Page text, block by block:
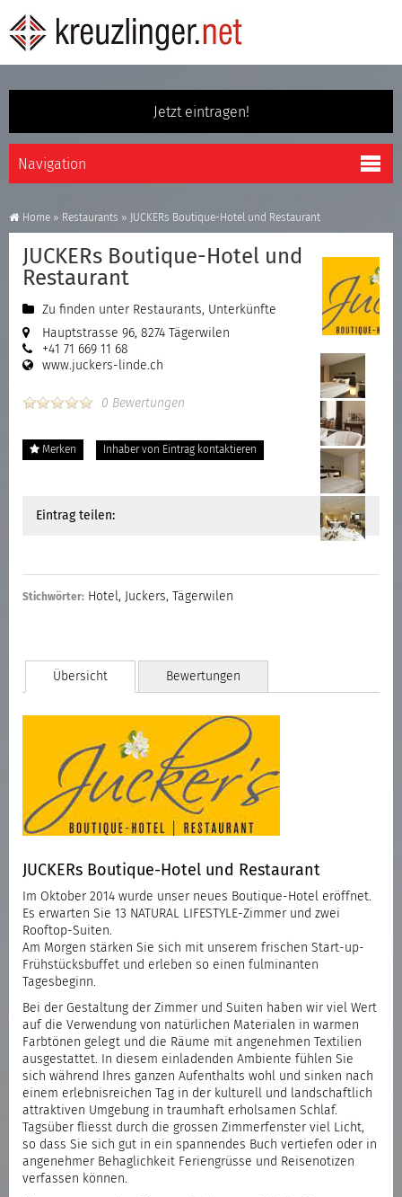
Jetzt eintragen!
Home » Restaurants » JUCKERs Boutique-Hotel und Restaurant
JUCKERs Boutique-Hotel und
Restaurant
Zu finden unter Restaurants, Unterkünfte
Hauptstrasse 96, 8274 Tägerwilen
+41 71 669 11 68
www.juckers-linde.ch
0 Bewertungen
Merken Inhaber von Eintrag kontaktieren
Eintrag teilen:
Stichwörter: Hotel, Juckers, Tägerwilen
Übersicht Bewertungen
JUCKERs Boutique-Hotel und Restaurant
Im Oktober 2014 wurde unser neues Boutique-Hotel eröffnet.
Es erwarten Sie 13 NATURAL LIFESTYLE-Zimmer und zwei
Rooftop-Suiten.
Am Morgen stärken Sie sich mit unserem frischen Start-up-
Frühstücksbuffet und erleben so einen fulminanten
Tagesbeginn.
Bei der Gestaltung der Zimmer und Suiten haben wir viel Wert
auf die Verwendung von natürlichen Materialen in warmen
Farbtönen gelegt und die Räume mit angenehmen Textilien
ausgestattet. In diesem einladenden Ambiente fühlen Sie
sich während Ihres ganzen Aufenthalts wohl und sinken nach
einem erlebnisreichen Tag in der kulturell und landschaftlich
attraktiven Umgebung in traumhaft erholsamen Schlaf.
Tagsüber fliesst durch die grossen Zimmerfenster viel Licht,
so dass Sie sich gut in ein spannendes Buch vertiefen oder in
angenehmer Behaglichkeit Feriengrüsse und Reisenotizen
verfassen können.